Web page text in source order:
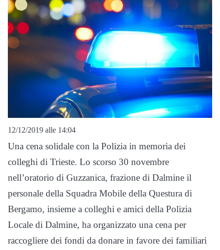
12/12/2019 alle 14:04
Una cena solidale con la Polizia in memoria dei
colleghi di Trieste. Lo scorso 30 novembre
nell’oratorio di Guzzanica, frazione di Dalmine il
personale della Squadra Mobile della Questura di
Bergamo, insieme a colleghi e amici della Polizia
Locale di Dalmine, ha organizzato una cena per
raccogliere dei fondi da donare in favore dei familiari